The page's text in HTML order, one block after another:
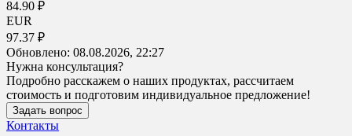
84.90 ₽
EUR
97.37 ₽
Обновлено: 08.08.2026, 22:27
Нужна консультация?
Подробно расскажем о наших продуктах, рассчитаем
стоимость и подготовим индивидуальное предложение!
Задать вопрос
Контакты